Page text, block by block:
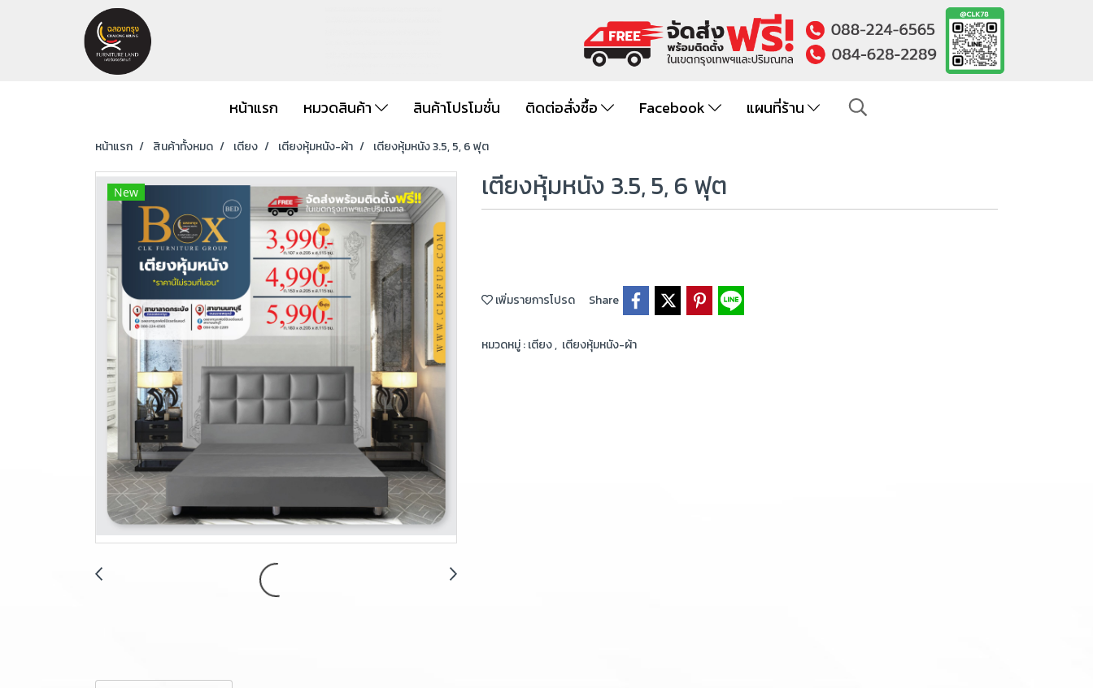
หน้าแรก หมวดสินค้า สินค้าโปรโมชั่น ติดต่อสั่งซื้อ Facebook แผนที่ร้าน
หน้าแรก สินค้าทั้งหมด เตียง เตียงหุ้มหนัง-ผ้า เตียงหุ้มหนัง 3.5, 5, 6 ฟุต
New เตียงหุ้มหนัง 3.5, 5, 6 ฟุต
เพิ่มรายการโปรด Share
หมวดหมู่ :เตียง, เตียงหุ้มหนัง-ผ้า